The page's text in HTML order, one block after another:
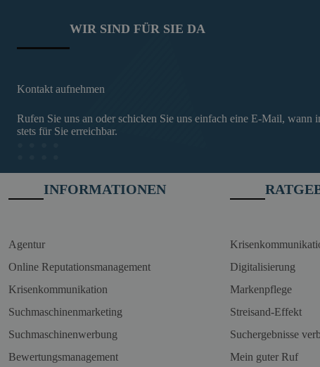
WIR SIND FÜR SIE DA
Kontakt aufnehmen
Rufen Sie uns an oder schicken Sie uns einfach eine E-Mail, wann
stets für Sie erreichbar.
INFORMATIONEN
Agentur
Online Reputationsmanagement
Krisenkommunikation
Suchmaschinenmarketing
Suchmaschinenwerbung
Bewertungsmanagement
Digitalisierung
Markenpflege
Streisand-Effekt
Suchergebnisse
Mein guter Ruf